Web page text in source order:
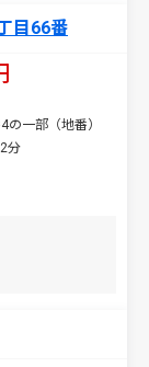
目66番
一部（地番）
分